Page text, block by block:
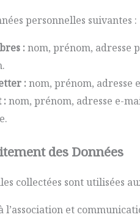
personnelles suivantes :
: nom, prénom, adresse
: nom, prénom, adresse
: nom, prénom, adresse e-
des Données
collectées sont utilisées
l’association et